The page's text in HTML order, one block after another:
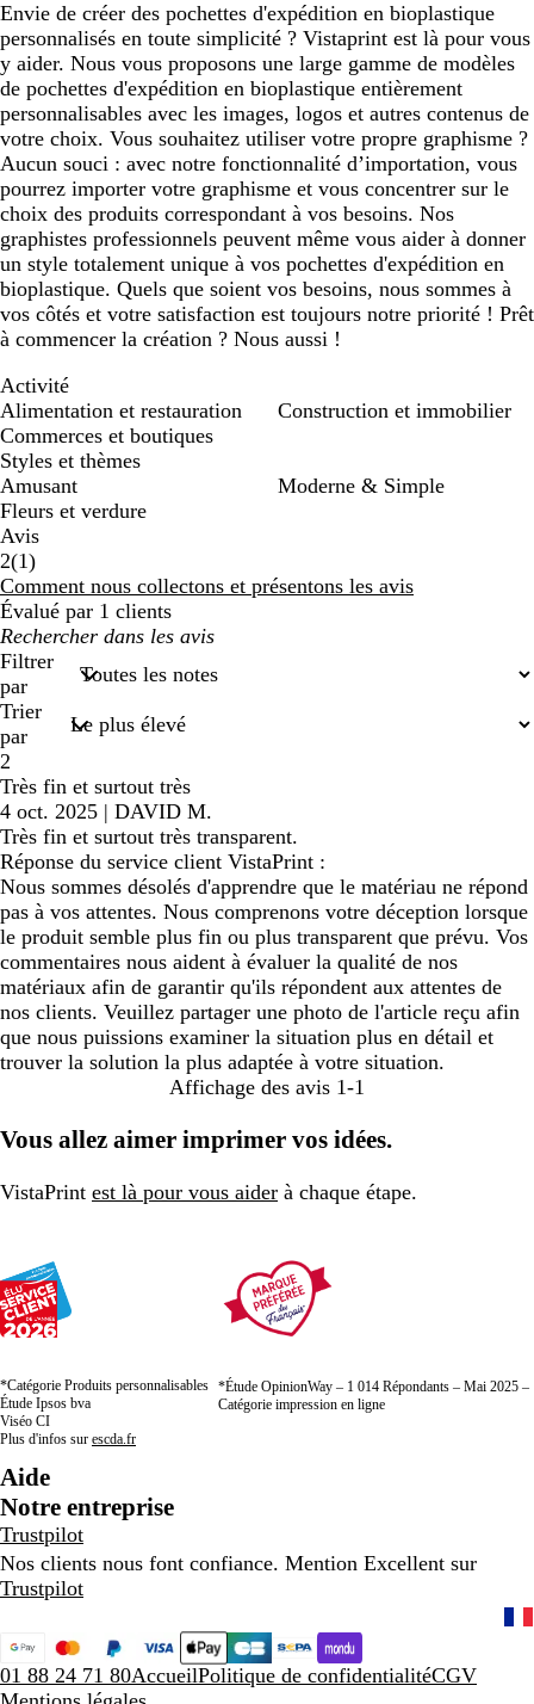
Envie de créer des pochettes d'expédition en bioplastique
personnalisés en toute simplicité ? Vistaprint est là pour vous
y aider. Nous vous proposons une large gamme de modèles
de pochettes d'expédition en bioplastique entièrement
personnalisables avec les images, logos et autres contenus de
votre choix. Vous souhaitez utiliser votre propre graphisme ?
Aucun souci : avec notre fonctionnalité d’importation, vous
pourrez importer votre graphisme et vous concentrer sur le
choix des produits correspondant à vos besoins. Nos
graphistes professionnels peuvent même vous aider à donner
un style totalement unique à vos pochettes d'expédition en
bioplastique. Quels que soient vos besoins, nous sommes à
vos côtés et votre satisfaction est toujours notre priorité ! Prêt
à commencer la création ? Nous aussi !
Activité
Alimentation et restauration
Commerces et boutiques
Construction et immobilier
Styles et thèmes
Amusant
Fleurs et verdure
Moderne & Simple
Avis
2(11
avis
)
Comment nous collectons et présentons les avis
Évalué par 1 clients
Mes
recherches
saisies
Filtrer
par
Trier
par
2
Très fin et surtout très
4 oct. 2025 | DAVID M.
Très fin et surtout très transparent.
Réponse du service client VistaPrint :
Nous sommes désolés d'apprendre que le matériau ne répond
pas à vos attentes. Nous comprenons votre déception lorsque
le produit semble plus fin ou plus transparent que prévu. Vos
commentaires nous aident à évaluer la qualité de nos
matériaux afin de garantir qu'ils répondent aux attentes de
nos clients. Veuillez partager une photo de l'article reçu afin
que nous puissions examiner la situation plus en détail et
trouver la solution la plus adaptée à votre situation.
Affichage des avis 1-1
Vous allez aimer imprimer vos idées.
VistaPrint est là pour vous aider à chaque étape.
*Catégorie Produits personnalisables
Étude Ipsos bva
Viséo CI
Plus d'infos sur escda.fr
*Étude OpinionWay – 1 014 Répondants – Mai 2025 –
Catégorie impression en ligne
Aide
Notre entreprise
Trustpilot
Nos clients nous font confiance. Mention Excellent sur
Trustpilot
01 88 24 71 80AccueilPolitique de confidentialitéCGV